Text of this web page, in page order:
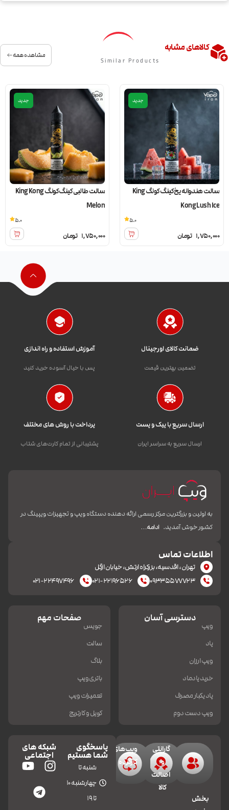
کالاهای مشابه
Similar Products
مشاهده همه
جدید
سالت هندوانه یخ کینگ کونگ King
Kong Lush Ice
1,750,000 تومان
5.0
جدید
سالت طالبی کینگ کونگ King Kong
Melon
1,750,000 تومان
5.0
ضمانت کالای اورجینال
تضمین بهترین قیمت
آموزش استفاده و راه اندازی
پس با خیال آسوده خرید کنید
ارسال سریع با پیک و پست
ارسال سریع به سراسر ایران
پرداخت با روش های مختلف
پشتیبانی از تمام کارت‌های شتاب
به اولین و بزرگترین مرکز رسمی ارائه دهنده دستگاه ویپ و تجهیزات ویپینگ در
کشور خوش آمدید. ادامه…
اطلاعات تماس
تهران، اقدسیه، بزرکراه ارتش، خیابان ازگل
۰۹۳۳۵۵۷۷۷۲۳
۰۲۱-۲۲۱۹۶۵۲۶ ۰۲۱-۲۲۴۹۷۴۹۶
دسترسی آسان
ویپ
پاد
ویپ ارزان
خرید پادماد
پاد یکبار مصرف
ویپ دست دوم
صفحات مهم
جویس
سالت
بلاگ
باتری ویپ
تعمیرات ویپ
کویل و کارتریج
بخش
گارانتی
و
اصالت
کالا
ویپ‌های
کارکرده
پاسخگوی
شما هستیم
شنبه تا
چهارشنبه 10
تا 19
شبکه های
اجتماعی